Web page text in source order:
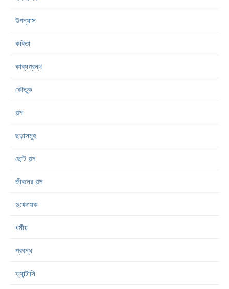
উপন্যাস
কবিতা
কাব্যগ্রন্থ
কৌতুক
গল্প
ছড়াসমূহ
ছোট গল্প
জীবনের গল্প
দু:খদায়ক
ধর্মীয়
প্রবন্ধ
ফ্যান্টাসি